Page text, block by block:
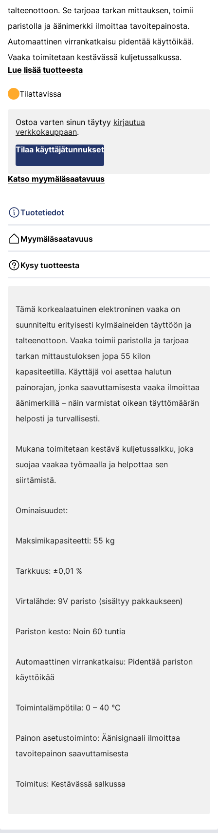
talteenottoon. Se tarjoaa tarkan mittauksen, toimii
paristolla ja äänimerkki ilmoittaa tavoitepainosta.
Automaattinen virrankatkaisu pidentää käyttöikää.
Vaaka toimitetaan kestävässä kuljetussalkussa.
Lue lisää tuotteesta
Tilattavissa
Ostoa varten sinun täytyy kirjautua
verkkokauppaan.
Tilaa käyttäjätunnukset
Katso myymäläsaatavuus
Tuotetiedot
Myymäläsaatavuus
Kysy tuotteesta
Tämä korkealaatuinen elektroninen vaaka on
suunniteltu erityisesti kylmäaineiden täyttöön ja
talteenottoon. Vaaka toimii paristolla ja tarjoaa
tarkan mittaustuloksen jopa 55 kilon
kapasiteetilla. Käyttäjä voi asettaa halutun
painorajan, jonka saavuttamisesta vaaka ilmoittaa
äänimerkillä – näin varmistat oikean täyttömäärän
helposti ja turvallisesti.
Mukana toimitetaan kestävä kuljetussalkku, joka
suojaa vaakaa työmaalla ja helpottaa sen
siirtämistä.
Ominaisuudet:
Maksimikapasiteetti: 55 kg
Tarkkuus: ±0,01 %
Virtalähde: 9V paristo (sisältyy pakkaukseen)
Pariston kesto: Noin 60 tuntia
Automaattinen virrankatkaisu: Pidentää pariston
käyttöikää
Toimintalämpötila: 0 – 40 °C
Painon asetustoiminto: Äänisignaali ilmoittaa
tavoitepainon saavuttamisesta
Toimitus: Kestävässä salkussa